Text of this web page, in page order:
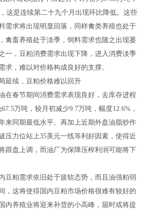
这是连续第二十九个月出现环比降低。这些
需求将出现明显回落，同样禽类养殖也处于
禽畜养殖处于淡季，饲料需求也随之出现萎
一，豆粕消费需求出现下降，进入消费淡季
求，难以对价格构成良好的支撑。
续，豆粕价格难以回升
春节期间消费需求表现良好，去库存进程
万吨，较月初减少9.7万吨，幅度12.6%，
来同期最低水平。再加上近期外盘油脂炒作
压力位站上35美元一线等利好因素，使得近
跟盘上调，而油厂为保障压榨利润可能将下
豆粕需求依旧处于疲软态势，而且油强粕弱
，这将使得国内豆粕市场价格很难有较好的
内养殖业将迎来补货的小高峰，届时或将提